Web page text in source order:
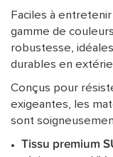
Faciles à
gamme de
robustesse,
durables en
Conçus pour
exigeantes, les
sont
Tissu premium